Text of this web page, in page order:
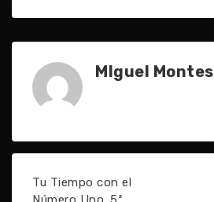
MIguel Montes
Tu Tiempo con el